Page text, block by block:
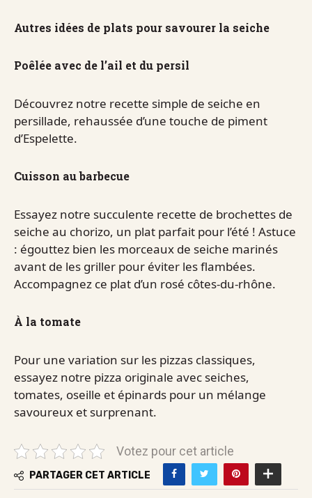
Autres idées de plats pour savourer la seiche
Poêlée avec de l’ail et du persil
Découvrez notre recette simple de seiche en
persillade, rehaussée d’une touche de piment
d’Espelette.
Cuisson au barbecue
Essayez notre succulente recette de brochettes de
seiche au chorizo, un plat parfait pour l’été ! Astuce
: égouttez bien les morceaux de seiche marinés
avant de les griller pour éviter les flambées.
Accompagnez ce plat d’un rosé côtes-du-rhône.
À la tomate
Pour une variation sur les pizzas classiques,
essayez notre pizza originale avec seiches,
tomates, oseille et épinards pour un mélange
savoureux et surprenant.
Votez pour cet article
PARTAGER CET ARTICLE